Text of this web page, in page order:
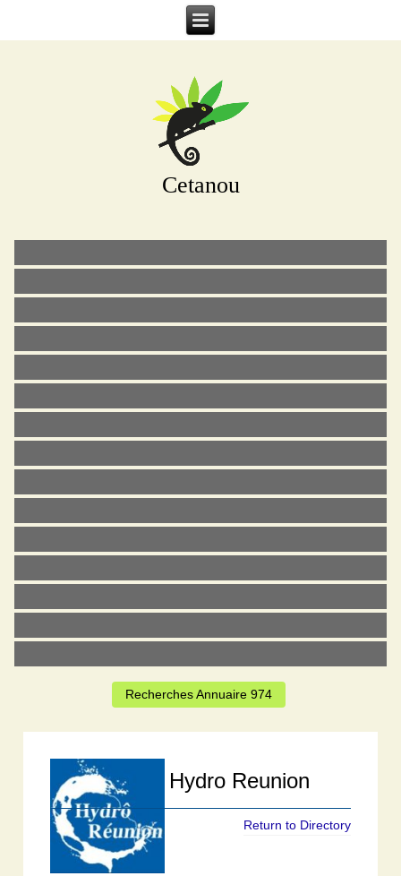
Cetanou
Recherches Annuaire 974
Hydro Reunion
Return to Directory